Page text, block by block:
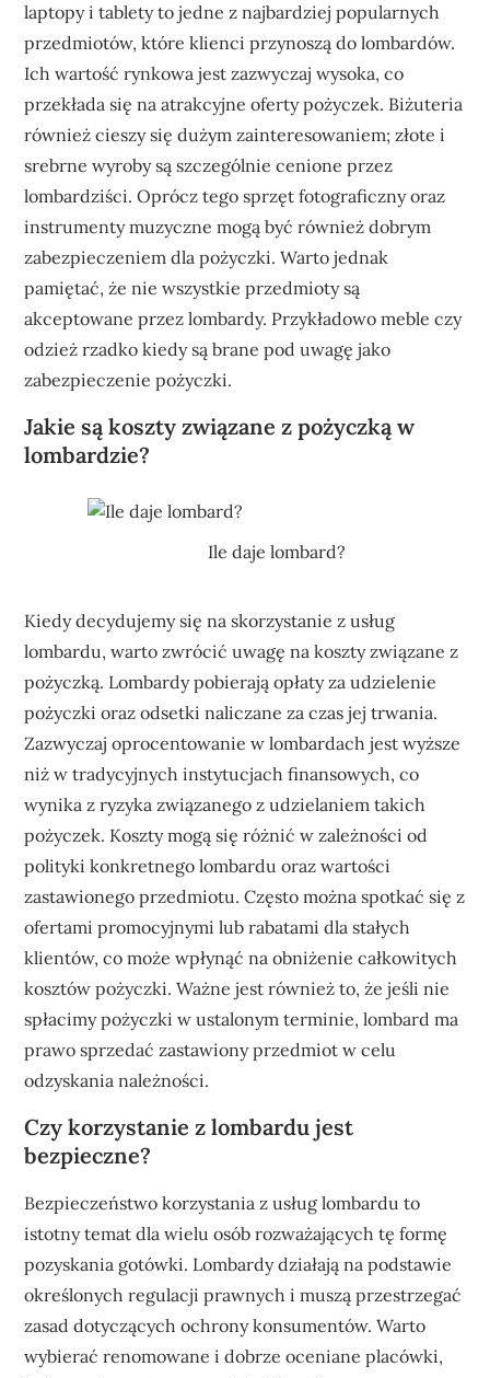
laptopy i tablety to jedne z najbardziej popularnych
przedmiotów, które klienci przynoszą do lombardów.
Ich wartość rynkowa jest zazwyczaj wysoka, co
przekłada się na atrakcyjne oferty pożyczek. Biżuteria
również cieszy się dużym zainteresowaniem; złote i
srebrne wyroby są szczególnie cenione przez
lombardziści. Oprócz tego sprzęt fotograficzny oraz
instrumenty muzyczne mogą być również dobrym
zabezpieczeniem dla pożyczki. Warto jednak
pamiętać, że nie wszystkie przedmioty są
akceptowane przez lombardy. Przykładowo meble czy
odzież rzadko kiedy są brane pod uwagę jako
zabezpieczenie pożyczki.
Jakie są koszty związane z pożyczką w
lombardzie?
Ile daje lombard?
Kiedy decydujemy się na skorzystanie z usług
lombardu, warto zwrócić uwagę na koszty związane z
pożyczką. Lombardy pobierają opłaty za udzielenie
pożyczki oraz odsetki naliczane za czas jej trwania.
Zazwyczaj oprocentowanie w lombardach jest wyższe
niż w tradycyjnych instytucjach finansowych, co
wynika z ryzyka związanego z udzielaniem takich
pożyczek. Koszty mogą się różnić w zależności od
polityki konkretnego lombardu oraz wartości
zastawionego przedmiotu. Często można spotkać się z
ofertami promocyjnymi lub rabatami dla stałych
klientów, co może wpłynąć na obniżenie całkowitych
kosztów pożyczki. Ważne jest również to, że jeśli nie
spłacimy pożyczki w ustalonym terminie, lombard ma
prawo sprzedać zastawiony przedmiot w celu
odzyskania należności.
Czy korzystanie z lombardu jest
bezpieczne?
Bezpieczeństwo korzystania z usług lombardu to
istotny temat dla wielu osób rozważających tę formę
pozyskania gotówki. Lombardy działają na podstawie
określonych regulacji prawnych i muszą przestrzegać
zasad dotyczących ochrony konsumentów. Warto
wybierać renomowane i dobrze oceniane placówki,